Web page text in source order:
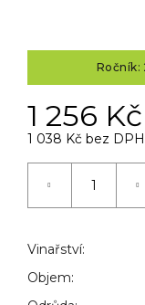
Ročník:
1 256 Kč
1 038 Kč bez DPH
Vinařství:
Objem:
o
p
o
u
e
m